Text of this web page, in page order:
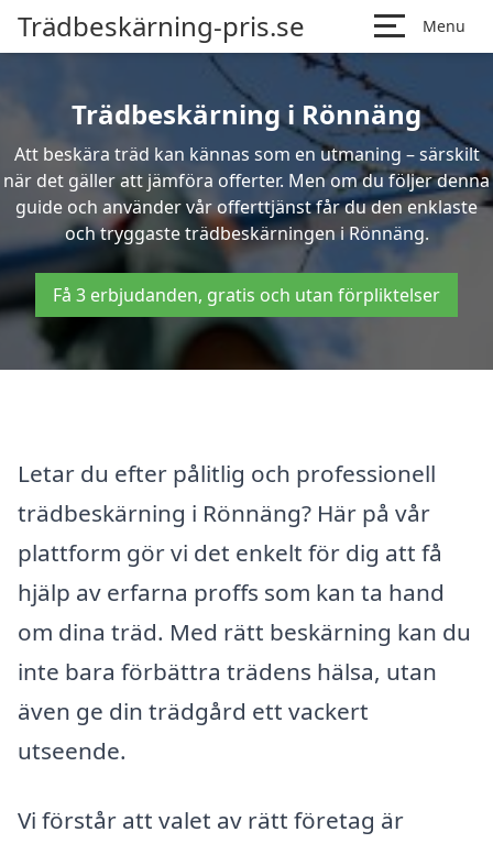
Trädbeskärning-pris.se Menu
Trädbeskärning i Rönnäng
Att beskära träd kan kännas som en utmaning – särskilt
när det gäller att jämföra offerter. Men om du följer denna
guide och använder vår offerttjänst får du den enklaste
och tryggaste trädbeskärningen i Rönnäng.
Få 3 erbjudanden, gratis och utan förpliktelser
Letar du efter pålitlig och professionell
trädbeskärning i Rönnäng? Här på vår
plattform gör vi det enkelt för dig att få
hjälp av erfarna proffs som kan ta hand
om dina träd. Med rätt beskärning kan du
inte bara förbättra trädens hälsa, utan
även ge din trädgård ett vackert
utseende.
Vi förstår att valet av rätt företag är